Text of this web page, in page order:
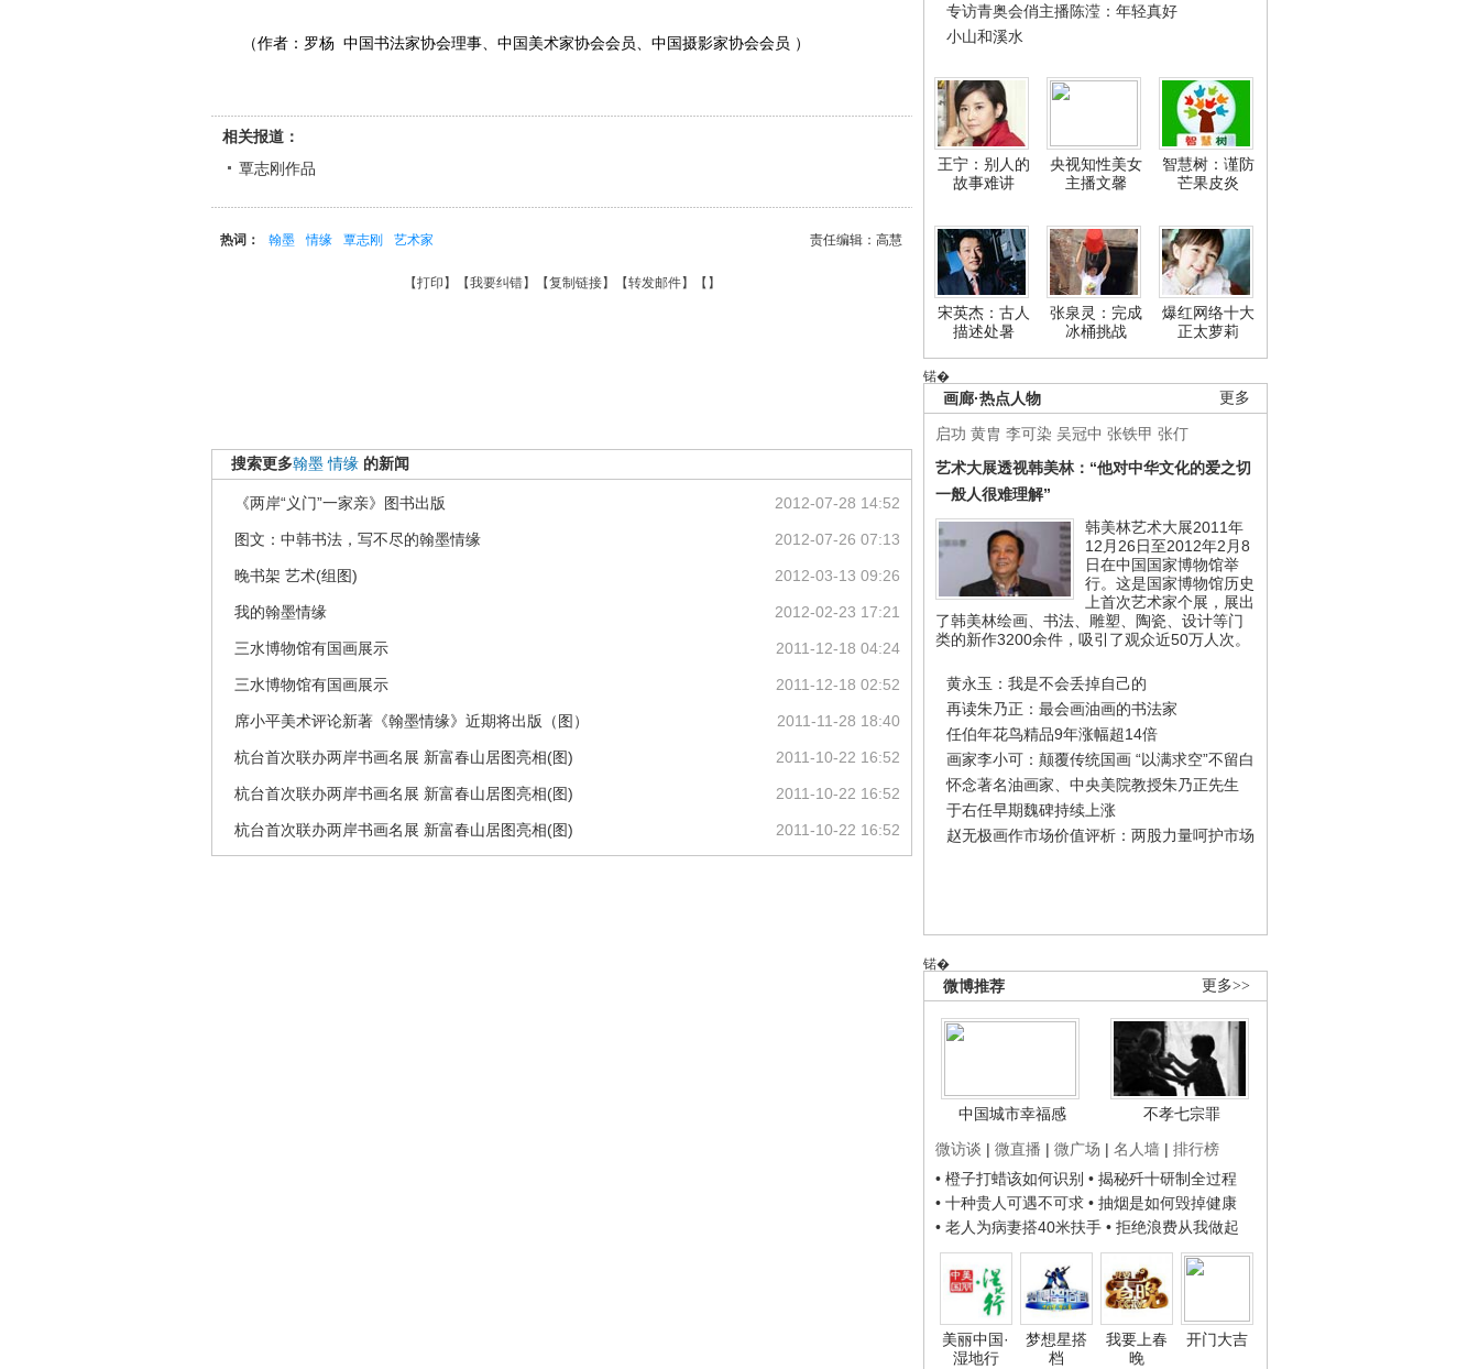
专访青奥会俏主播陈滢：年轻真好
小山和溪水
王宁：别人的
故事难讲
央视知性美女
主播文馨
智慧树：谨防
芒果皮炎
宋英杰：古人
描述处暑
张泉灵：完成
冰桶挑战
爆红网络十大
正太萝莉
锘�
更多
画廊·热点人物
启功 黄胄 李可染 吴冠中 张铁甲 张仃
艺术大展透视韩美林：“他对中华文化的爱之切
一般人很难理解”
韩美林艺术大展2011年
12月26日至2012年2月8
日在中国国家博物馆举
行。这是国家博物馆历史
上首次艺术家个展，展出
了韩美林绘画、书法、雕塑、陶瓷、设计等门
类的新作3200余件，吸引了观众近50万人次。
黄永玉：我是不会丢掉自己的
再读朱乃正：最会画油画的书法家
任伯年花鸟精品9年涨幅超14倍
画家李小可：颠覆传统国画 “以满求空”不留白
怀念著名油画家、中央美院教授朱乃正先生
于右任早期魏碑持续上涨
赵无极画作市场价值评析：两股力量呵护市场
锘�
更多>>
微博推荐
中国城市幸福感
不孝七宗罪
微访谈 | 微直播 | 微广场 | 名人墙 | 排行榜
• 橙子打蜡该如何识别 • 揭秘歼十研制全过程
• 十种贵人可遇不可求 • 抽烟是如何毁掉健康
• 老人为病妻搭40米扶手 • 拒绝浪费从我做起
美丽中国·
湿地行
梦想星搭
档
我要上春
晚
开门大吉
（作者：罗杨 中国书法家协会理事、中国美术家协会会员、中国摄影家协会会员 ）
相关报道：
覃志刚作品
责任编辑：高慧
热词： 翰墨 情缘 覃志刚 艺术家
【打印 】【我要纠错】【复制链接】【转发邮件】【 】
搜索更多翰墨 情缘 的新闻
2012-07-28 14:52
《两岸“义门”一家亲》图书出版
2012-07-26 07:13
图文：中韩书法，写不尽的翰墨情缘
2012-03-13 09:26
晚书架 艺术(组图)
2012-02-23 17:21
我的翰墨情缘
2011-12-18 04:24
三水博物馆有国画展示
2011-12-18 02:52
三水博物馆有国画展示
2011-11-28 18:40
席小平美术评论新著《翰墨情缘》近期将出版（图）
2011-10-22 16:52
杭台首次联办两岸书画名展 新富春山居图亮相(图)
2011-10-22 16:52
杭台首次联办两岸书画名展 新富春山居图亮相(图)
2011-10-22 16:52
杭台首次联办两岸书画名展 新富春山居图亮相(图)